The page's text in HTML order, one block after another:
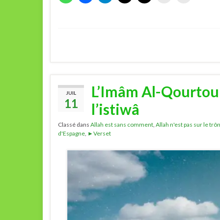
JUIL
11
L’Imâm Al-
l’istiwâ
Classé dans Allah est sans comment Allah n'est pas sur le
d'Espagne ►Verset